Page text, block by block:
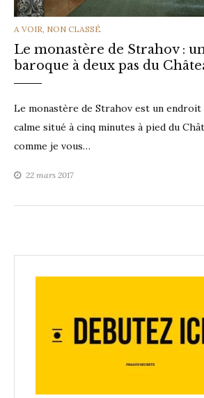
CATEGORIES
A VOIR NON CLASSÉ
Le monastère de Strahov :
baroque à deux pas du
Le monastère de Strahov est un
calme situé à cinq minutes à pied du
comme je vous…
22 mars 2017